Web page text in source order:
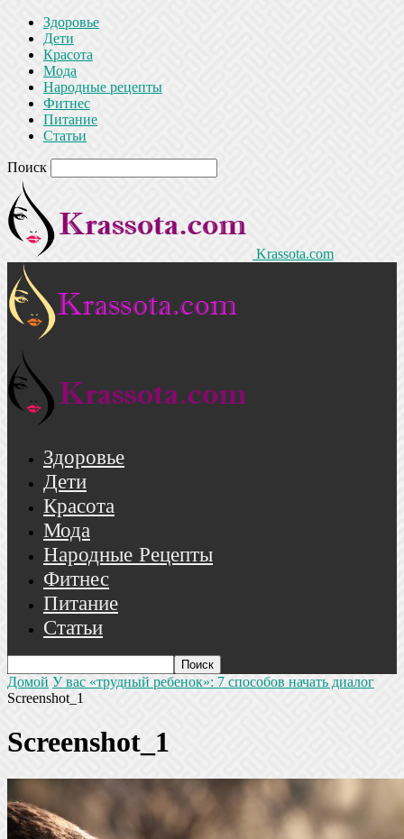
Здоровье
Дети
Красота
Мода
Народные рецепты
Фитнес
Питание
Статьи
Поиск
Krassota.com
Здоровье
Дети
Красота
Мода
Народные Рецепты
Фитнес
Питание
Статьи
Домой У вас «трудный ребенок»: 7 способов начать диалог
Screenshot_1
Screenshot_1